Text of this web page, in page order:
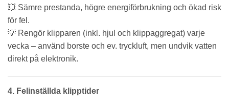
💥 Sämre prestanda, högre energiförbrukning och ökad risk
för fel.
💡 Rengör klipparen (inkl. hjul och klippaggregat) varje
vecka – använd borste och ev. tryckluft, men undvik vatten
direkt på elektronik.
4. Felinställda klipptider